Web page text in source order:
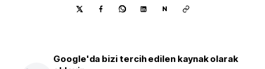
N
Google'da bizi tercih edilen kaynak olarak